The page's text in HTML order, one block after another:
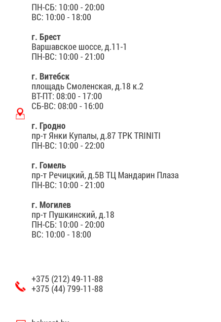
ПН-СБ: 10:00 - 20:00
ВС: 10:00 - 18:00
г. Брест
Вар­шав­ское шос­се, д.11-1
ПН-ВС: 10:00 - 21:00
г. Ви­тебск
площадь Смоленская, д.18 к.2
ВТ-ПТ: 08:00 - 17:00
СБ-ВС: 08:00 - 16:00
г. Гродно
пр-т Янки Купалы, д.87 ТРК TRINITI
ПН-ВС: 10:00 - 22:00
г. Гомель
пр-т Речицкий, д.5В ТЦ Мандарин Плаза
ПН-ВС: 10:00 - 21:00
г. Могилев
пр-т Пушкинский, д.18
ПН-СБ: 10:00 - 20:00
ВС: 10:00 - 18:00
+375 (212) 49-11-88
+375 (44) 799-11-88